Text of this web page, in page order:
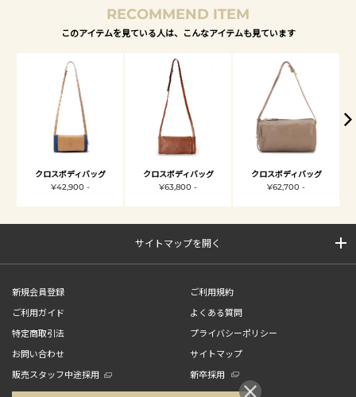
RECOMMEND ITEM
このアイテムを見ている人は、こんなアイテムも見ています
クロスボディバッグ
¥42,900 -
クロスボディバッグ
¥63,800 -
クロスボディバッグ
¥62,700 -
サイトマップを開く
新規会員登録
ご利用規約
ご利用ガイド
よくある質問
特定商取引法
プライバシーポリシー
お問い合わせ
サイトマップ
販売スタッフ中途採用
新卒採用